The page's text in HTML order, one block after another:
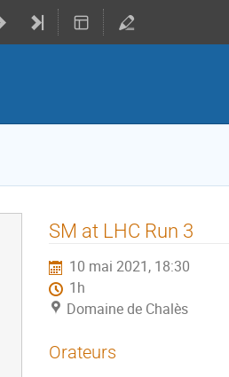
SM at LHC Run 3
10 mai 2021, 18:30
1h
Domaine de Chalès
Orateurs